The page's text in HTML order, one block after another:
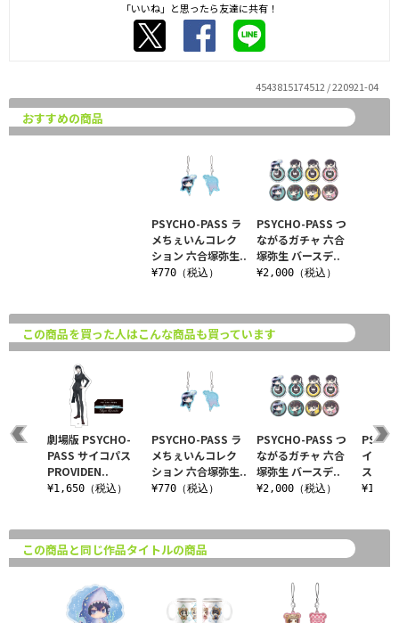
「いいね」と思ったら友達に共有！
4543815174512 / 220921-04
おすすめの商品
PSYCHO-PASS ラ
メちぇいんコレク
ション 六合塚弥生..
¥770（税込）
PSYCHO-PASS つ
ながるガチャ 六合
塚弥生 バースデ..
¥2,000（税込）
この商品を買った人はこんな商品も買っています
PSYCHO-PASS ラ
メちぇいんコレク
ション 六合塚弥生..
¥770（税込）
PSYCHO-PASS つ
ながるガチャ 六合
塚弥生 バースデ..
¥2,000（税込）
イコパ
スタン
¥1,320
劇場版 PSYCHO-
PASS サイコパス
PROVIDEN..
¥1,650（税込）
この商品と同じ作品タイトルの商品